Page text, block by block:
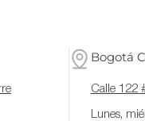
Bogotá
Calle 122
Lunes,